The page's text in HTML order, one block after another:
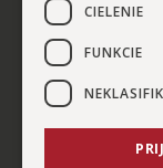
CIELENIE
FUNKCIE